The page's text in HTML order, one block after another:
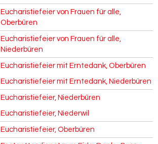
Eucharistiefeier von Frauen für alle,
Oberbüren
Eucharistiefeier von Frauen für alle,
Niederbüren
Eucharistiefeier mit Erntedank, Oberbüren
Eucharistiefeier mit Erntedank, Niederbüren
Eucharistiefeier, Niederbüren
Eucharistiefeier, Niederwil
Eucharistiefeier, Oberbüren